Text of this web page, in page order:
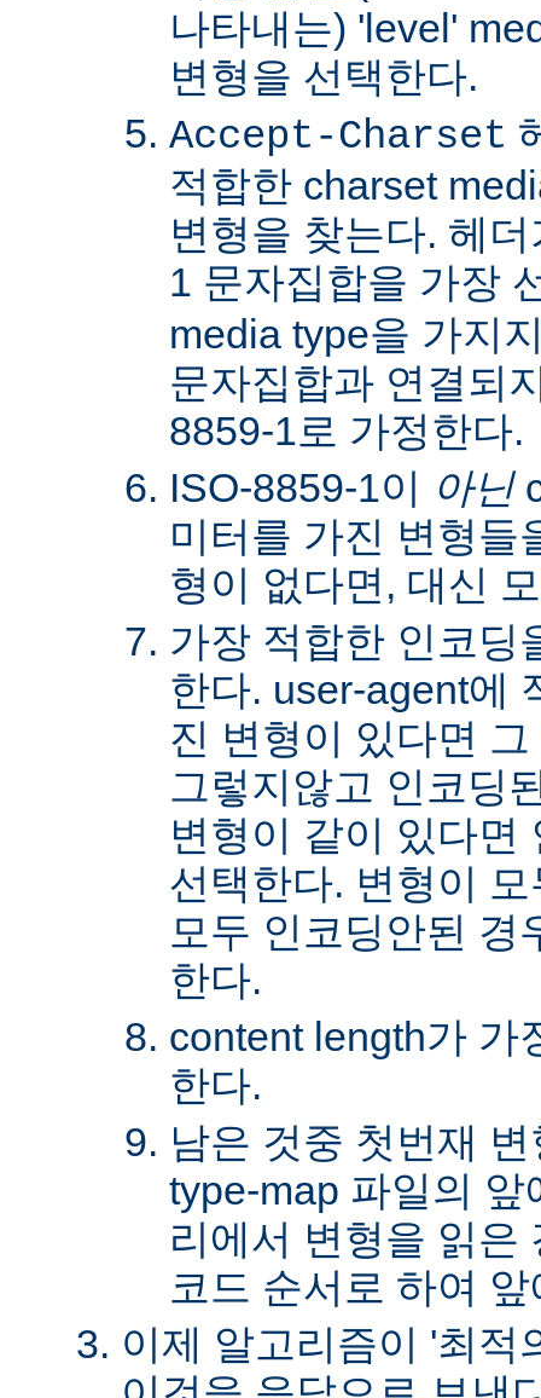
나타내는) 'level'
변형을 선택한다.
Accept-Charset
적합한 charset
변형을 찾는다. 헤
1 문자집합을 가장
media type을 가지
문자집합과 연결되
8859-1로 가정한다.
ISO-8859-1이 아닌
미터를 가진 변형들
형이 없다면, 대신
가장 적합한 인코딩
한다. user-agent에
진 변형이 있다면
그렇지않고 인코딩
변형이 같이 있다면
선택한다. 변형이
모두 인코딩안된 경
한다.
content length가 가
한다.
남은 것중 첫번재
type-map 파일의
리에서 변형을 읽은
코드 순서로 하여
이제 알고리즘이 '최적